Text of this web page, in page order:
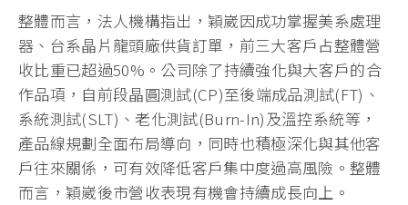
整體而言，法人機構指出，穎崴因成功掌握美系處理
器、台系晶片龍頭廠供貨訂單，前三大客戶占整體營
收比重已超過50%。公司除了持續強化與大客戶的合
作品項，自前段晶圓測試(CP)至後端成品測試(FT)、
系統測試(SLT)、老化測試(Burn-In)及溫控系統等，
產品線規劃全面布局導向，同時也積極深化與其他客
戶往來關係，可有效降低客戶集中度過高風險。整體
而言，穎崴後市營收表現有機會持續成長向上。